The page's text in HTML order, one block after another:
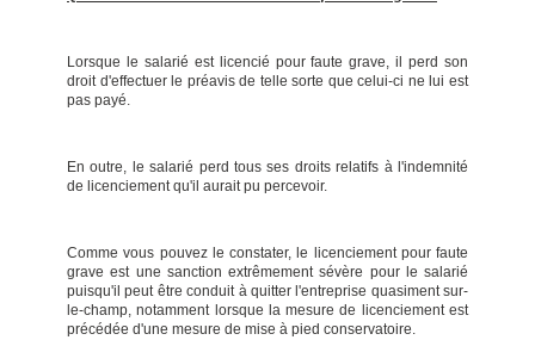
Lorsque le salarié est licencié pour faute grave, il perd son
droit d'effectuer le préavis de telle sorte que celui-ci ne lui est
pas payé.
En outre, le salarié perd tous ses droits relatifs à l'indemnité
de licenciement qu'il aurait pu percevoir.
Comme vous pouvez le constater, le licenciement pour faute
grave est une sanction extrêmement sévère pour le salarié
puisqu'il peut être conduit à quitter l'entreprise quasiment sur-
le-champ, notamment lorsque la mesure de licenciement est
précédée d'une mesure de mise à pied conservatoire.